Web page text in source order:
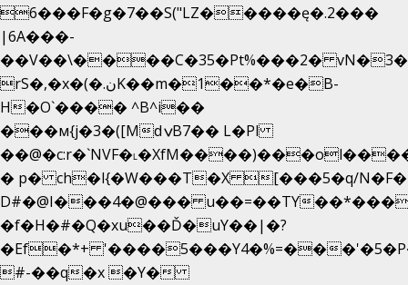
6���F�g�7��S("LZ�����ę�.2���
|6A���-
��V��\����C�35�Pt%���2�
rS�,�x�(�.نK��m�1��*�e�B-
H�O`���� ^B^i��
���м{j�3�([MdݍB7�� L�Pl
� p� ch�l{�W���T�X [���5�q/N�F�
D#�@I���4�@��� u��=��TY
�f�H�#�Q�xu��Ď�uY��|�?
�Ef�*+ '����5���Y4�%=��
#-��q�x �Y�